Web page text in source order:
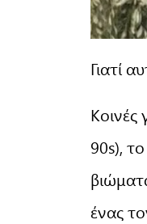
Γιατί
Κοινές
90s),
ένας